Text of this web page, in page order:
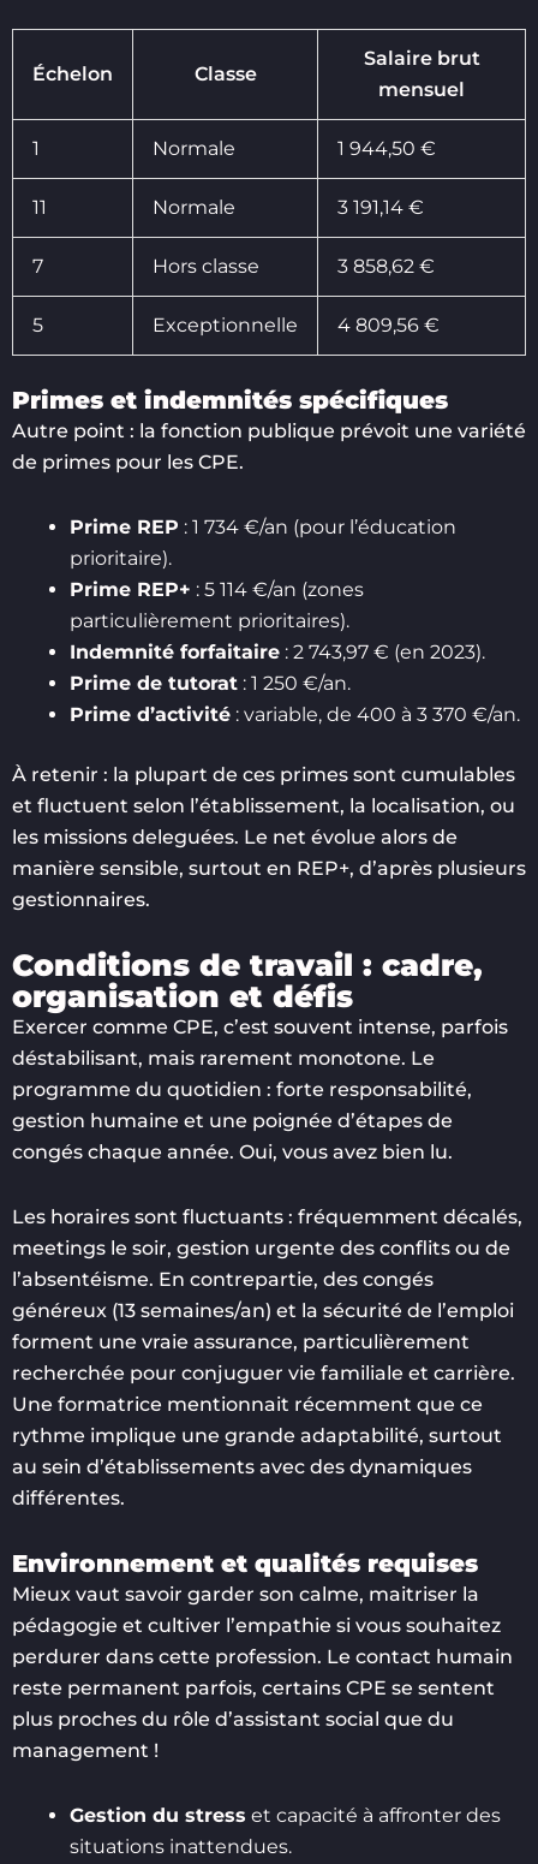
Échelon Classe
Salaire brut
mensuel
1 Normale 1 944,50 €
11 Normale 3 191,14 €
7 Hors classe 3 858,62 €
5 Exceptionnelle 4 809,56 €
Primes et indemnités spécifiques
Autre point : la fonction publique prévoit une variété
de primes pour les CPE.
Prime REP : 1 734 €/an (pour l’éducation
prioritaire).
Prime REP+ : 5 114 €/an (zones
particulièrement prioritaires).
Indemnité forfaitaire : 2 743,97 € (en 2023).
Prime de tutorat : 1 250 €/an.
Prime d’activité : variable, de 400 à 3 370 €/an.
À retenir : la plupart de ces primes sont cumulables
et fluctuent selon l’établissement, la localisation, ou
les missions deleguées. Le net évolue alors de
manière sensible, surtout en REP+, d’après plusieurs
gestionnaires.
Conditions de travail : cadre,
organisation et défis
Exercer comme CPE, c’est souvent intense, parfois
déstabilisant, mais rarement monotone. Le
programme du quotidien : forte responsabilité,
gestion humaine et une poignée d’étapes de
congés chaque année. Oui, vous avez bien lu.
Les horaires sont fluctuants : fréquemment décalés,
meetings le soir, gestion urgente des conflits ou de
l’absentéisme. En contrepartie, des congés
généreux (13 semaines/an) et la sécurité de l’emploi
forment une vraie assurance, particulièrement
recherchée pour conjuguer vie familiale et carrière.
Une formatrice mentionnait récemment que ce
rythme implique une grande adaptabilité, surtout
au sein d’établissements avec des dynamiques
différentes.
Environnement et qualités requises
Mieux vaut savoir garder son calme, maitriser la
pédagogie et cultiver l’empathie si vous souhaitez
perdurer dans cette profession. Le contact humain
reste permanent parfois, certains CPE se sentent
plus proches du rôle d’assistant social que du
management !
Gestion du stress et capacité à affronter des
situations inattendues.